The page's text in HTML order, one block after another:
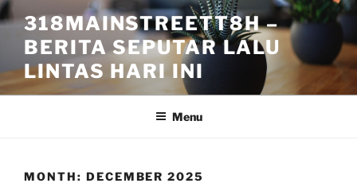
Skip
to
content
318MAINSTREETT8H –
BERITA SEPUTAR LALU
LINTAS HARI INI
Menu
MONTH: DECEMBER 2025